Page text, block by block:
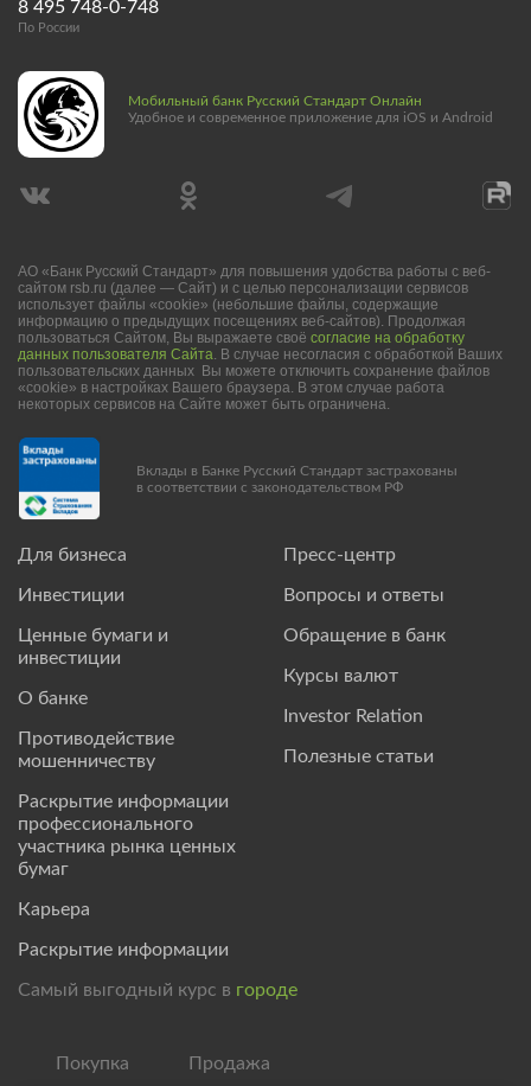
8 495 748-0-748
По России
Для бизнеса
Инвестиции
Ценные бумаги и
инвестиции
О банке
Противодействие
мошенничеству
Раскрытие информации
профессионального
участника рынка ценных
бумаг
Карьера
Раскрытие информации
Пресс-центр
Вопросы и ответы
Обращение в банк
Курсы валют
Investor Relation
Полезные статьи
Мобильный банк Русский Стандарт Онлайн
Удобное и современное приложение для iOS и Android
АО «Банк Русский Стандарт» для повышения удобства работы с веб-
сайтом rsb.ru (далее — Сайт) и с целью персонализации сервисов
использует файлы «cookie» (небольшие файлы, содержащие
информацию о предыдущих посещениях веб-сайтов). Продолжая
пользоваться Сайтом, Вы выражаете своё согласие на обработку
данных пользователя Сайта. В случае несогласия с обработкой Ваших
пользовательских данных Вы можете отключить сохранение файлов
«cookie» в настройках Вашего браузера. В этом случае работа
некоторых сервисов на Сайте может быть ограничена.
Вклады в Банке Русский Стандарт застрахованы
в соответствии с законодательством РФ
Самый выгодный курс в городе